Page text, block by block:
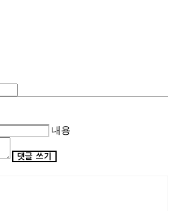
내용
댓글 쓰기